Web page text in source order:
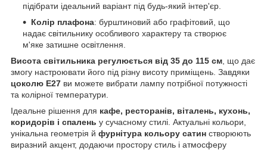
підібрати ідеальний варіант під будь-який інтер'єр.
Колір плафона: бурштиновий або графітовий, що
надає світильнику особливого характеру та створює
м'яке затишне освітлення.
Висота світильника регулюється від 35 до 115 см , що дає
змогу настроювати його під різну висоту приміщень. Завдяки
цоколю E27 ви можете вибрати лампу потрібної потужності
та колірної температури.
Ідеальне рішення для кафе, ресторанів, віталень, кухонь,
коридорів і спалень у сучасному стилі. Актуальні кольори,
унікальна геометрія й фурнітура кольору сатин створюють
виразний акцент, додаючи простору стиль і атмосферу